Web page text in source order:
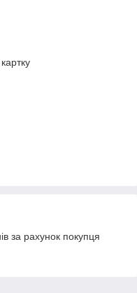
за рахунок покупця